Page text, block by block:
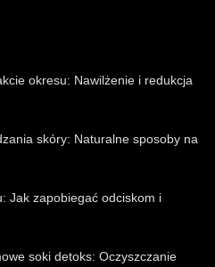
okresu: Nawilżenie i redukcja
skóry: Naturalne sposoby na
Jak zapobiegać odciskom i
soki detoks: Oczyszczanie